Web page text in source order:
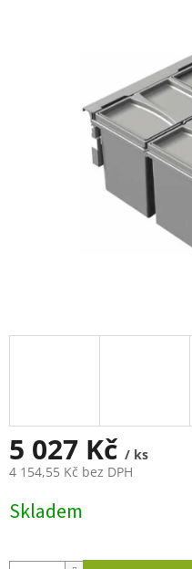
5 027 Kč / ks
4 154,55 Kč bez DPH
cena:
Skladem